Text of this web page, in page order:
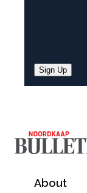
Sign Up
About